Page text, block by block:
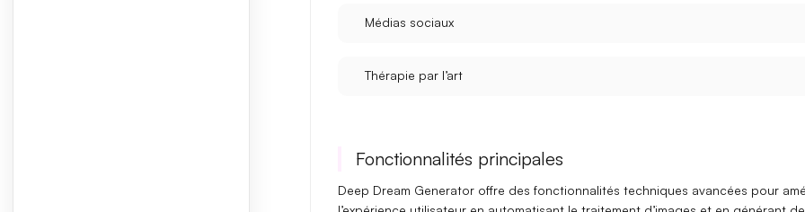
Médias sociaux
Thérapie par l’art
Fonctionnalités principales
Deep Dream Generator offre des fonctionnalités techniques avancées pour